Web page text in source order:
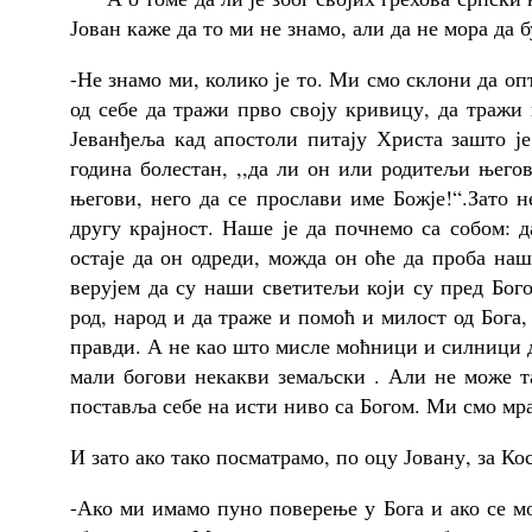
Јован каже да то ми не знамо, али да не мора да
-Не знамо ми, колико је то. Ми смо склони да
од себе да тражи прво своју кривицу, да
Јеванђеља кад апостоли питају Христа зашто
година болестан, ,,да ли он или родитељи
његови, него да се прослави име
другу крајност. Наше је да почнемо са собом:
остаје да он одреди, можда он оће да проба
верујем да су наши светитељи који су пред
род, народ и да траже и помоћ и милост од
правди. А не као што мисле моћници и силници
мали богови некакви земаљски . Али не може
поставља себе на исти ниво са Богом. Ми смо
И зато ако тако посматрамо, по оцу Јовану, за
-Ако ми имамо пуно поверење у Бога и ако се